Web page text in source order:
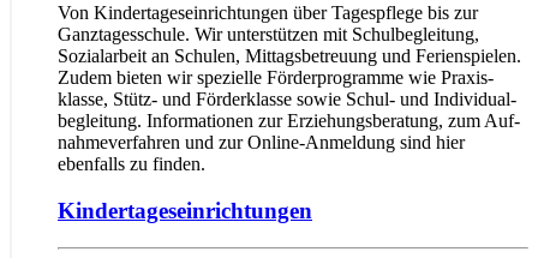
Von Kindertageseinrichtungen über Tagespflege bis zur
Ganztagesschule. Wir unterstützen mit Schul­beglei­tung,
Sozialarbeit an Schulen, Mittags­be­treuung und Ferienspielen.
Zudem bieten wir spezielle Förder­programme wie Praxis­
klasse, Stütz- und Förderklasse sowie Schul- und Individual­
be­gleitung. Informationen zur Erzieh­ungs­be­ratung, zum Auf­
nahme­verfahren und zur Online-Anmel­dung sind hier
ebenfalls zu finden.
Kindertageseinrichtungen